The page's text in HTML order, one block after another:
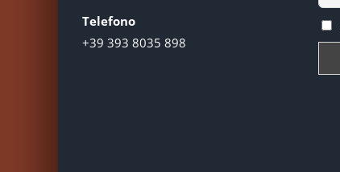
Telefono
+39 393 8035 898